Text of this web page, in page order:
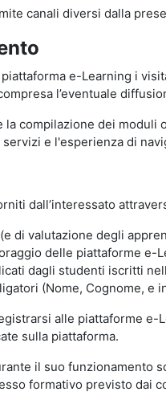
canali diversi dalla
e-Learning i
l’eventuale
compilazione dei
e l'esperienza di
dall’interessato
di valutazione degli
delle piattaforme
dagli studenti iscritti
(Nome, Cognome,
alle piattaforme
sulla piattaforma.
il suo
formativo previsto dai